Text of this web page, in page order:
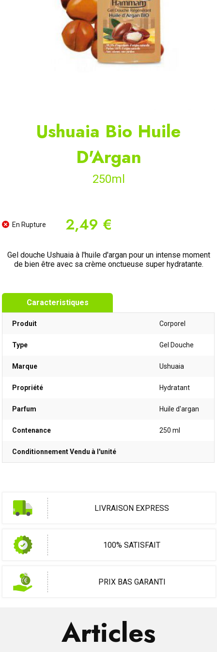
Ushuaia Bio Huile
D'Argan
250ml
En Rupture 2,49 €
Gel douche Ushuaia à l'huile d'argan pour un intense moment
de bien être avec sa crème onctueuse super hydratante.
Caracteristiques
Produit Corporel
Type Gel Douche
Marque Ushuaia
Propriété Hydratant
Parfum Huile d'argan
Contenance 250 ml
Conditionnement Vendu à l'unité
LIVRAISON EXPRESS
100% SATISFAIT
PRIX BAS GARANTI
Articles